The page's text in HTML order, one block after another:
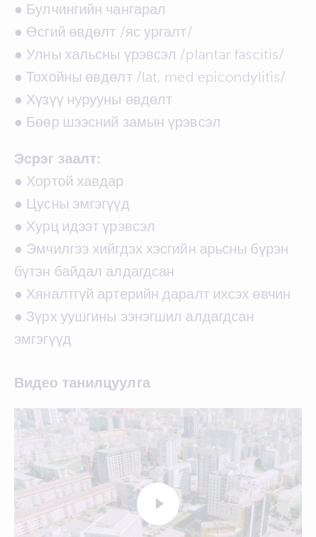
● Булчингийн чангарал
● Өсгий өвдөлт /яс ургалт/
● Улны хальсны үрэвсэл /plantar fascitis/
● Тохойны өвдөлт /lat, med epicondylitis/
● Хүзүү нурууны өвдөлт
● Бөөр шээсний замын үрэвсэл
Эсрэг заалт:
● Хортой хавдар
● Цусны эмгэгүүд
● Хурц идээт үрэвсэл
● Эмчилгээ хийгдэх хэсгийн арьсны бүрэн
бүтэн байдал алдагдсан
● Хяналтгүй артерийн даралт ихсэх өвчин
● Зүрх уушгины ээнэгшил алдагдсан
эмгэгүүд
Видео танилцуулга